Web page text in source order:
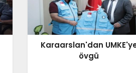
Karaarslan'dan
övgü